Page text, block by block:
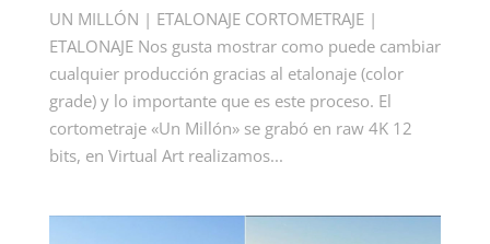
UN MILLÓN | ETALONAJE CORTOMETRAJE |
ETALONAJE Nos gusta mostrar como puede cambiar
cualquier producción gracias al etalonaje (color
grade) y lo importante que es este proceso. El
cortometraje «Un Millón» se grabó en raw 4K 12
bits, en Virtual Art realizamos...